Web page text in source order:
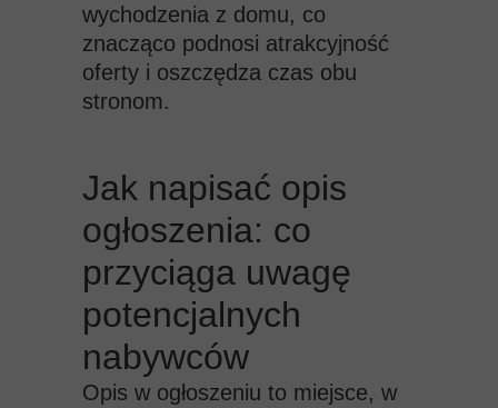
wychodzenia z domu, co
znacząco podnosi atrakcyjność
oferty i oszczędza czas obu
stronom.
Jak napisać opis
ogłoszenia: co
przyciąga uwagę
potencjalnych
nabywców
Opis w ogłoszeniu to miejsce, w